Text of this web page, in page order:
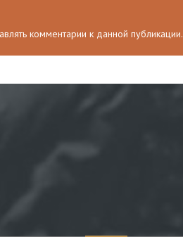
комментарии к данной публикации.